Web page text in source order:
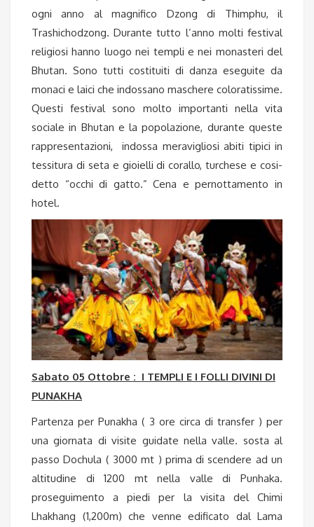
ogni anno al magnifico Dzong di Thimphu, il
Trashichodzong. Durante tutto l’anno molti festival
religiosi hanno luogo nei templi e nei monasteri del
Bhutan. Sono tutti costituiti di danza eseguite da
monaci e laici che indossano maschere coloratissime.
Questi festival sono molto importanti nella vita
sociale in Bhutan e la popolazione, durante queste
rappresentazioni, indossa meravigliosi abiti tipici in
tessitura di seta e gioielli di corallo, turchese e cosi-
detto “occhi di gatto.” Cena e pernottamento in
hotel.
Sabato 05 Ottobre : I TEMPLI E I FOLLI DIVINI DI
PUNAKHA
Partenza per Punakha ( 3 ore circa di transfer ) per
una giornata di visite guidate nella valle. sosta al
passo Dochula ( 3000 mt ) prima di scendere ad un
altitudine di 1200 mt nella valle di Punhaka.
proseguimento a piedi per la visita del Chimi
Lhakhang (1,200m) che venne edificato dal Lama